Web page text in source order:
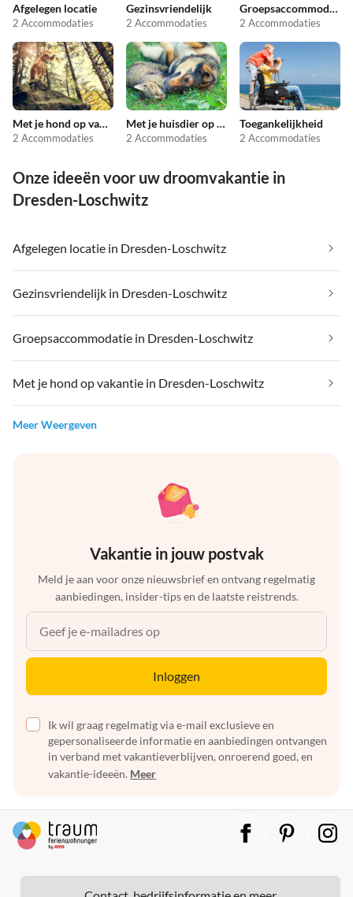
Afgelegen locatie
2 Accommodaties
Gezinsvriendelijk
2 Accommodaties
Groepsaccommodatie
2 Accommodaties
Met je hond op vakantie
2 Accommodaties
Met je huisdier op vakantie
2 Accommodaties
Toegankelijkheid
2 Accommodaties
Onze ideeën voor uw droomvakantie in
Dresden-Loschwitz
Afgelegen locatie in Dresden-Loschwitz
Gezinsvriendelijk in Dresden-Loschwitz
Groepsaccommodatie in Dresden-Loschwitz
Met je hond op vakantie in Dresden-Loschwitz
Meer Weergeven
Vakantie in jouw postvak
Meld je aan voor onze nieuwsbrief en ontvang regelmatig
aanbiedingen, insider-tips en de laatste reistrends.
Inloggen
Ik wil graag regelmatig via e-mail exclusieve en
gepersonaliseerde informatie en aanbiedingen ontvangen
in verband met vakantieverblijven, onroerend goed, en
vakantie-ideeën. Meer